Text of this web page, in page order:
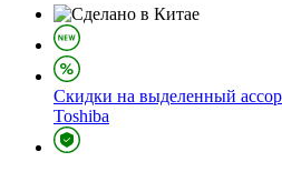
Скидки на выделенный
Toshiba